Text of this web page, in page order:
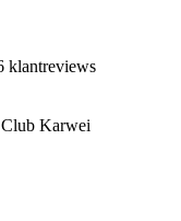
klantreviews
Karwei